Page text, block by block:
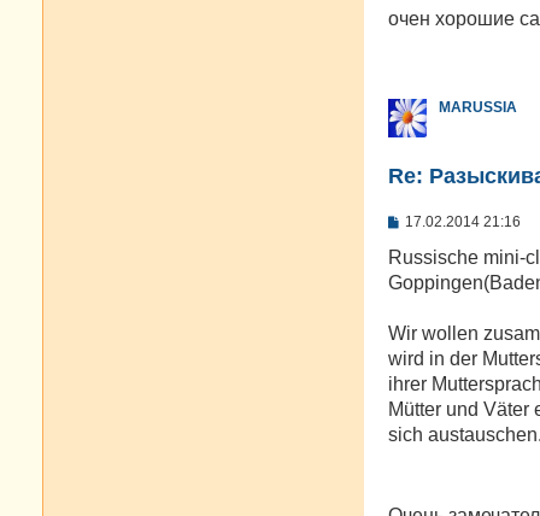
о
и
е
очен хорошие
MARUSSIA
Re:
С
о
щ
н
и
е
17.02.2014 21:16
Russische mini-
Wir wollen
wird in der
ihrer
Mütter und Väter
sich